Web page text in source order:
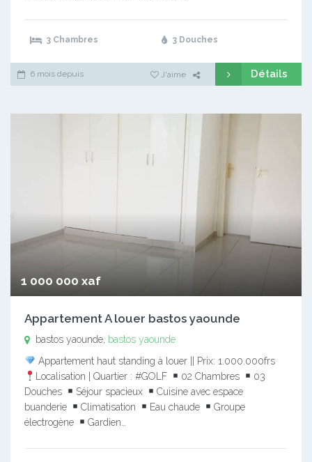
3 Chambres 3 Douches
6 mois depuis J'aime Détails
1 000 000 xaf
Appartement A louer bastos yaounde
bastos yaounde, bastos yaounde
Appartement haut standing à louer || Prix: 1.000.000frs
Localisation | Quartier : #GOLF
02 Chambres
03
Douches
Séjour spacieux
Cuisine avec espace
buanderie
Climatisation Eau chaude
Groupe
électrogène
Gardien…